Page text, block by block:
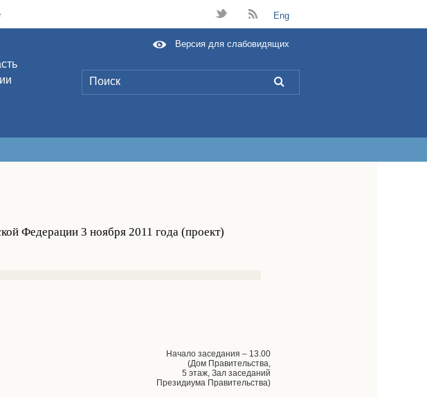
t B Eng
L
Версия для слабовидящих
Федерации 3 ноября 2011 года (проект)
Начало заседания – 13.00
(Дом Правительства,
5 этаж, Зал заседаний
Президиума Правительства)